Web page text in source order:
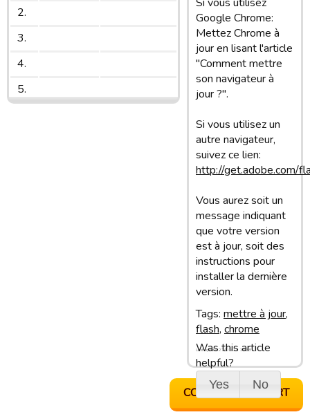
2.
3.
4.
5.
Google Chrome:
Mettez Chrome à
jour en lisant l'article
"Comment mettre
son navigateur à
jour ?".
Si vous utilisez un
autre navigateur,
suivez ce lien:
http://get.adobe.com/
Vous aurez soit un
message indiquant
que votre version
est à jour, soit des
instructions pour
installer la dernière
version.
Tags: mettre à jour,
flash, chrome
Was this article
helpful?
Yes No
Last update: 27/01/13 13:38
CONTACT SUPPORT